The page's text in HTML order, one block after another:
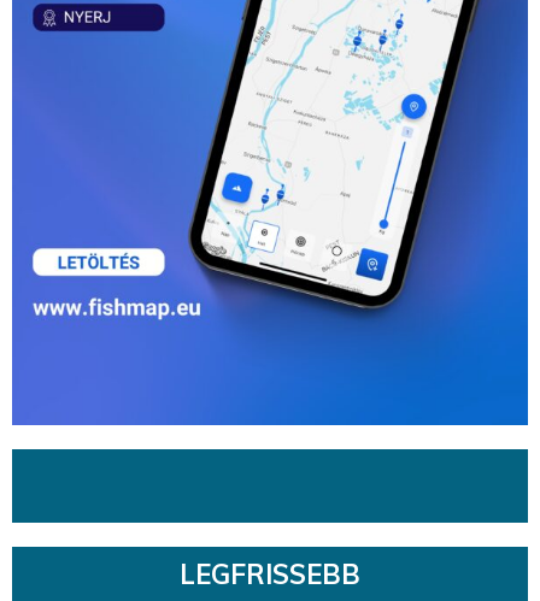
LEGFRISSEBB